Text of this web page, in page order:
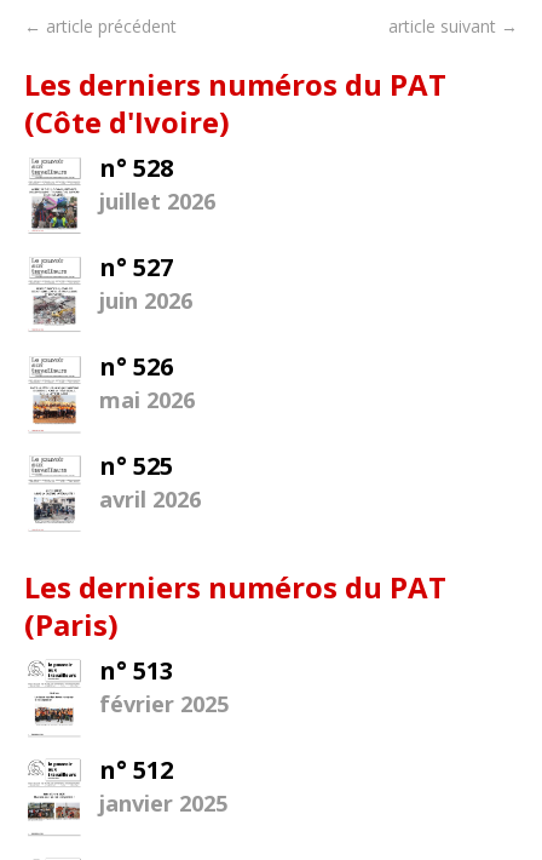
← article précédent article suivant →
Les derniers numéros du PAT
(Côte d'Ivoire)
n° 528
juillet 2026
n° 527
juin 2026
n° 526
mai 2026
n° 525
avril 2026
Les derniers numéros du PAT
(Paris)
n° 513
février 2025
n° 512
janvier 2025